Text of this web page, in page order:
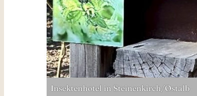
Insektenhotel in Steinenkirch/Ostalb